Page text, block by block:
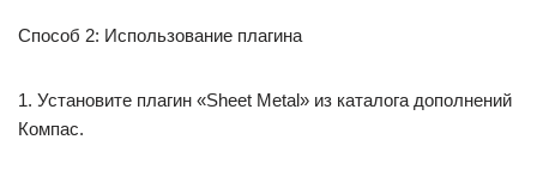
Способ 2: Использование плагина
1. Установите плагин «Sheet Metal» из каталога дополнений
Компас.